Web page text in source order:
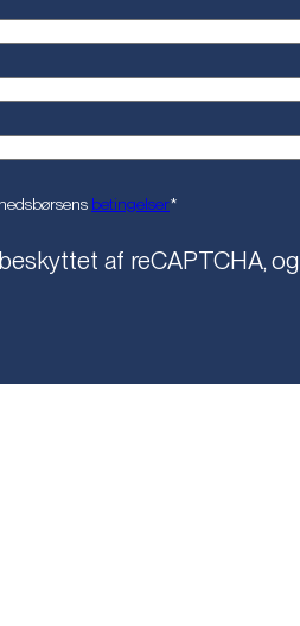
betingelser*
af reCAPTCHA,